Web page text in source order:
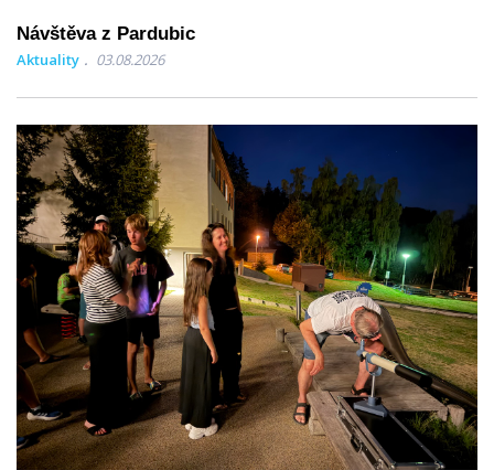
Návštěva z Pardubic
Aktuality 03.08.2026